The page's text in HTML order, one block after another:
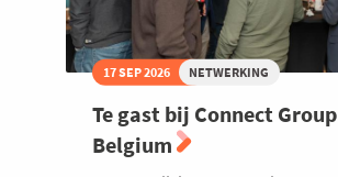
17 SEP 2026 NETWERKING
Te gast bij Connect Group
Belgium